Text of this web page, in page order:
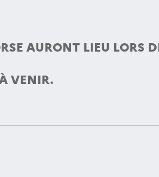
AURONT LIEU LORS
VENIR.